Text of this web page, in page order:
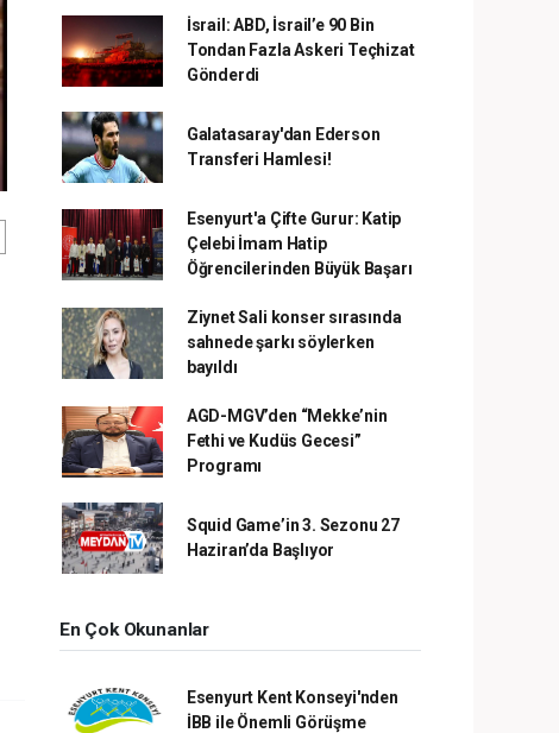
İsrail: ABD, İsrail’e 90 Bin
Tondan Fazla Askeri Teçhizat
Gönderdi
Galatasaray'dan Ederson
Transferi Hamlesi!
Esenyurt'a Çifte Gurur: Katip
Çelebi İmam Hatip
Öğrencilerinden Büyük Başarı
Ziynet Sali konser sırasında
sahnede şarkı söylerken
bayıldı
AGD-MGV’den “Mekke’nin
Fethi ve Kudüs Gecesi”
Programı
Squid Game’in 3. Sezonu 27
Haziran’da Başlıyor
En Çok Okunanlar
Esenyurt Kent Konseyi'nden
İBB ile Önemli Görüşme